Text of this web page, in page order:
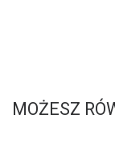
MOŻESZ